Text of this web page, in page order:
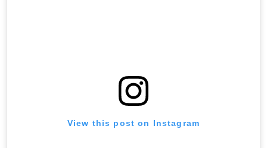
View this post on Instagram